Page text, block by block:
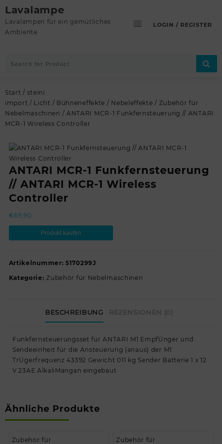
Skip
to
content
Lavalampe
Lavalampen für ein gemütliches
Ambiente
LOGIN / REGISTER
Start / steini
import / Licht / Bühneneffekte / Nebeleffekte / Zubehör für
Nebelmaschinen / ANTARI MCR-1 Funkfernsteuerung // ANTARI
MCR-1 Wireless Controller
ANTARI MCR-1 Funkfernsteuerung
// ANTARI MCR-1 Wireless
Controller
€69,90
Produkt kaufen
Artikelnummer: 5170299J
Kategorie: Zubehör für Nebelmaschinen
BESCHREIBUNG REZENSIONEN (0)
Funkfernsteuerungsset für ANTARI M1 EmpfÜnger und
Sendeeinheit für die Ansteuerung (anaus) der M1
TrÜgerfrequenz 43392 Gewicht 011 kg Sender Batterie 1 x 12
V 23AE AlkaliMangan eingebaut
Ähnliche Produkte
Zubehör für
Zubehör für